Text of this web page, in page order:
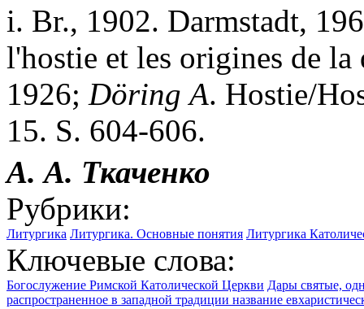
i. Br., 1902. Darmstadt,
l'hostie et les origines de la
1926; Döring A. Hostie/
15. S. 604-606.
А. А. Ткаченко
Рубрики:
Литургика Литургика. Основные понятия Литургика
Ключевые слова:
Богослужение Римской Католической Церкви Дары святые,
распространенное в западной традиции название